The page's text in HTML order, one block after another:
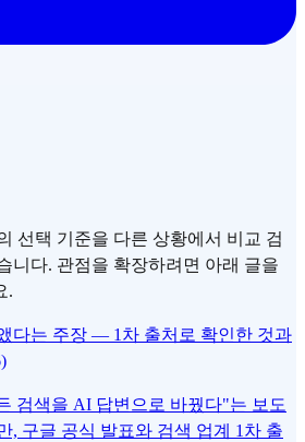
선택 기준을 다른 상황에서 비교 검
니다. 관점을 확장하려면 아래 글을
.
다는 주장 — 1차 출처로 확인한 것과
검색을 AI 답변으로 바꿨다"는 보도
, 구글 공식 발표와 검색 업계 1차 출